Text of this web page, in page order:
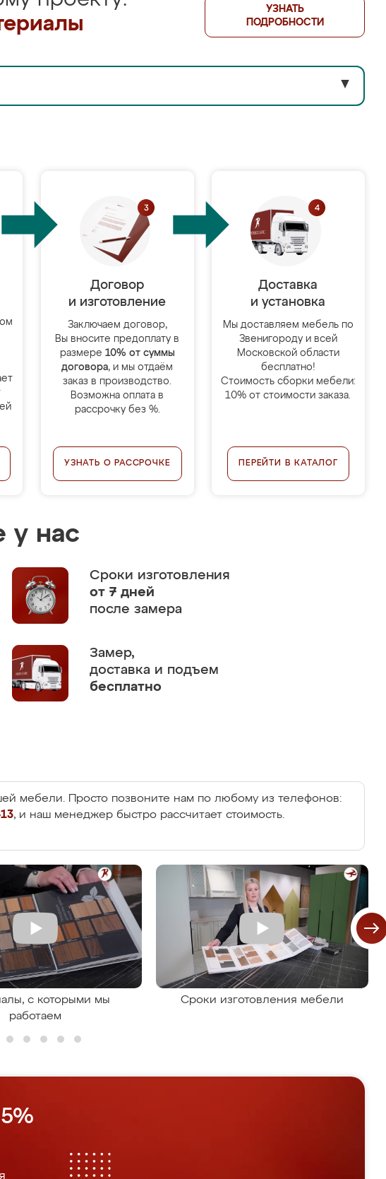
УЗНАТЬ
ПОДРОБНОСТИ
▼
Договор
и изготовление
Заключаем договор,
Вы вносите предоплату в
размере 10% от суммы
договора, и мы отдаём
заказ в производство.
Возможна оплата в
рассрочку без %.
УЗНАТЬ О РАССРОЧКЕ
Доставка
и установка
Мы доставляем мебель по
Звенигороду и всей
Московской области
бесплатно!
Стоимость сборки мебели:
10% от стоимости заказа.
ПЕРЕЙТИ В КАТАЛОГ
у нас
Сроки изготовления
от 7 дней
после замера
Замер,
доставка и подъем
бесплатно
мебели. Просто позвоните нам по любому из телефонов:
, и наш менеджер быстро рассчитает стоимость.
с которыми мы
работаем
Сроки изготовления мебели